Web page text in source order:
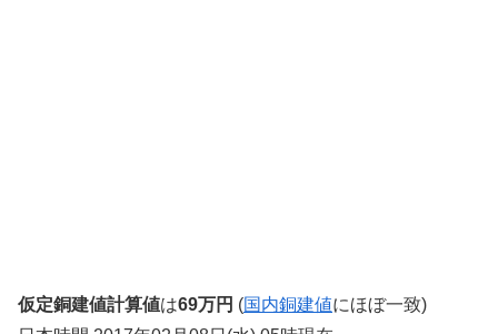
仮定銅建値計算値は69万円 (国内銅建値にほぼ一致)